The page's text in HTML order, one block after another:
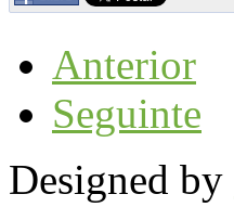
Anterior
Seguinte
Designed by